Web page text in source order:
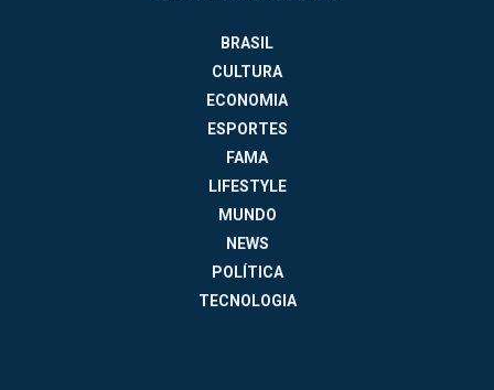
BRASIL
CULTURA
ECONOMIA
ESPORTES
FAMA
LIFESTYLE
MUNDO
NEWS
POLÍTICA
TECNOLOGIA